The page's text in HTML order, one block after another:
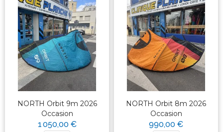
NORTH Orbit 9m 2026
Occasion
1 050,00 €
NORTH Orbit 8m 2026
Occasion
990,00 €